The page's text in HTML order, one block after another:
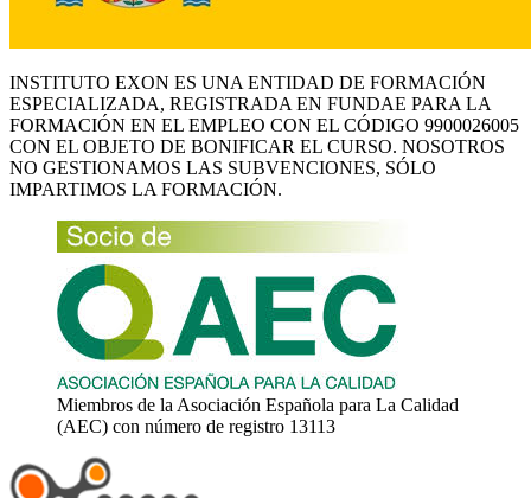
INSTITUTO EXON ES UNA ENTIDAD DE FORMACIÓN
ESPECIALIZADA, REGISTRADA EN FUNDAE PARA LA
FORMACIÓN EN EL EMPLEO CON EL CÓDIGO 9900026005
CON EL OBJETO DE BONIFICAR EL CURSO. NOSOTROS
NO GESTIONAMOS LAS SUBVENCIONES, SÓLO
IMPARTIMOS LA FORMACIÓN.
Miembros de la Asociación Española para La Calidad
(AEC) con número de registro 13113